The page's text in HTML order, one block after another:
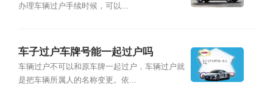
办理车辆过户手续时候，可以...
车子过户车牌号能一起过户吗
车辆过户不可以和原车牌一起过户，车辆过户就
是把车辆所属人的名称变更。依...